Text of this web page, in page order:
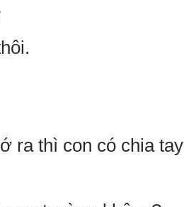
ra thì con có chia tay